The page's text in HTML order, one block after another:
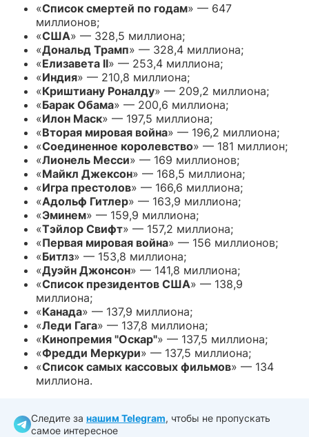
«Список смертей по годам» — 647
миллионов;
«США» — 328,5 миллиона;
«Дональд Трамп» — 328,4 миллиона;
«Елизавета II» — 253,4 миллиона;
«Индия» — 210,8 миллиона;
«Криштиану Роналду» — 209,2 миллиона;
«Барак Обама» — 200,6 миллиона;
«Илон Маск» — 197,5 миллиона;
«Вторая мировая война» — 196,2 миллиона;
«Соединенное королевство» — 181 миллион;
«Лионель Месси» — 169 миллионов;
«Майкл Джексон» — 168,5 миллиона;
«Игра престолов» — 166,6 миллиона;
«Адольф Гитлер» — 163,9 миллиона;
«Эминем» — 159,9 миллиона;
«Тэйлор Свифт» — 157,2 миллиона;
«Первая мировая война» — 156 миллионов;
«Битлз» — 153,8 миллиона;
«Дуэйн Джонсон» — 141,8 миллиона;
«Список президентов США» — 138,9
миллиона;
«Канада» — 137,9 миллиона;
«Леди Гага» — 137,8 миллиона;
«Кинопремия "Оскар"» — 137,5 миллиона;
«Фредди Меркури» — 137,5 миллиона;
«Список самых кассовых фильмов» — 134
миллиона.
Следите за нашим Telegram, чтобы не пропускать
самое интересное